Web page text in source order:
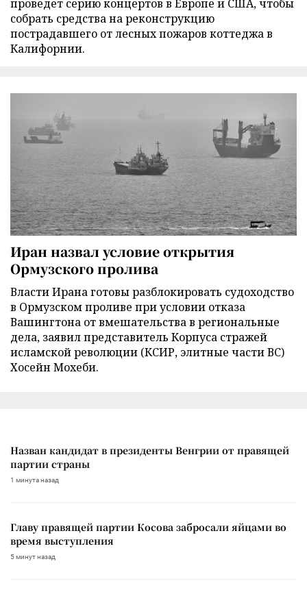
проведет серию концертов в Европе и США, чтобы
собрать средства на реконструкцию
пострадавшего от лесных пожаров коттеджа в
Калифорнии.
Иран назвал условие открытия
Ормузского пролива
Власти Ирана готовы разблокировать судоходство
в Ормузском проливе при условии отказа
Вашингтона от вмешательства в региональные
дела, заявил представитель Корпуса стражей
исламской революции (КСИР, элитные части ВС)
Хосейн Мохеби.
Назван кандидат в президенты Венгрии от правящей
партии страны
1 минута назад
Главу правящей партии Косова забросали яйцами во
время выступления
5 минут назад